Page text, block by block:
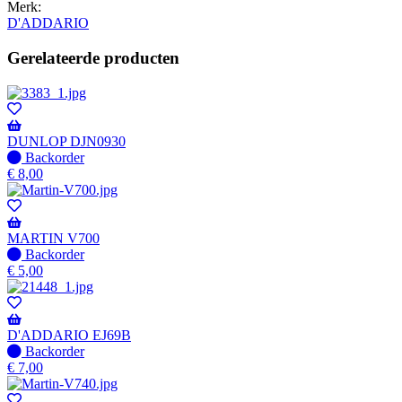
Merk:
D'ADDARIO
Gerelateerde producten
DUNLOP DJN0930
Niet
op
voorraad
-
Wordt
verzonden
wanneer
beschikbaar
Backorder
€ 8,00
MARTIN V700
Niet
op
voorraad
-
Wordt
verzonden
wanneer
beschikbaar
Backorder
€ 5,00
D'ADDARIO EJ69B
Niet
op
voorraad
-
Backorder
€ 7,00